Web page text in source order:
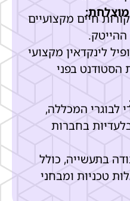
מוצלחת:חיים מקצועיים
לינקדאין מקצועי
הסטודנט בפני
לבוגרי המכללה,
בחברות
בתעשייה, כולל
טכניות ומבחני